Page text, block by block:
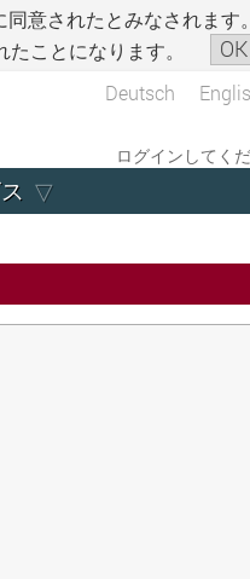
意されたとみなされます
ことになります。
OK
Deutsch
ログインしてく